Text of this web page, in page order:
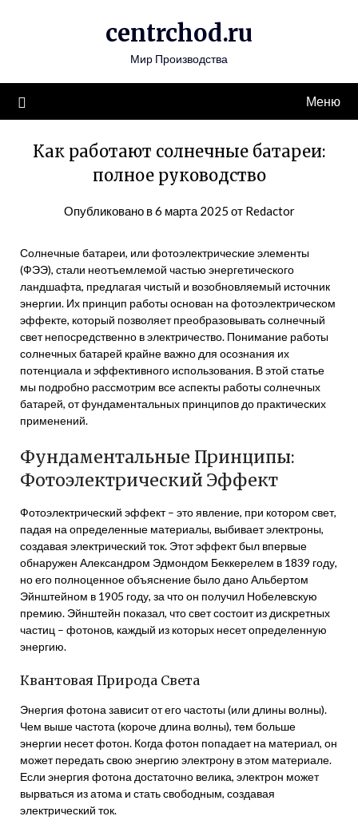
centrchod.ru
Мир Производства
Меню
Как работают солнечные батареи:
полное руководство
Опубликовано в6 марта 2025 от Redactor
Солнечные батареи, или фотоэлектрические элементы
(ФЭЭ), стали неотъемлемой частью энергетического
ландшафта, предлагая чистый и возобновляемый источник
энергии. Их принцип работы основан на фотоэлектрическом
эффекте, который позволяет преобразовывать солнечный
свет непосредственно в электричество. Понимание работы
солнечных батарей крайне важно для осознания их
потенциала и эффективного использования. В этой статье
мы подробно рассмотрим все аспекты работы солнечных
батарей, от фундаментальных принципов до практических
применений.
Фундаментальные Принципы:
Фотоэлектрический Эффект
Фотоэлектрический эффект – это явление, при котором свет,
падая на определенные материалы, выбивает электроны,
создавая электрический ток. Этот эффект был впервые
обнаружен Александром Эдмондом Беккерелем в 1839 году,
но его полноценное объяснение было дано Альбертом
Эйнштейном в 1905 году, за что он получил Нобелевскую
премию. Эйнштейн показал, что свет состоит из дискретных
частиц – фотонов, каждый из которых несет определенную
энергию.
Квантовая Природа Света
Энергия фотона зависит от его частоты (или длины волны).
Чем выше частота (короче длина волны), тем больше
энергии несет фотон. Когда фотон попадает на материал, он
может передать свою энергию электрону в этом материале.
Если энергия фотона достаточно велика, электрон может
вырваться из атома и стать свободным, создавая
электрический ток.